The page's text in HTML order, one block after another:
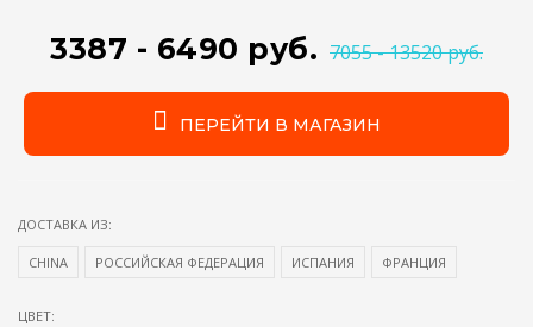
3387 - 6490 руб. 7055 - 13520 руб.
ПЕРЕЙТИ В МАГАЗИН
ДОСТАВКА ИЗ:
CHINA РОССИЙСКАЯ ФЕДЕРАЦИЯ ИСПАНИЯ ФРАНЦИЯ
ЦВЕТ: